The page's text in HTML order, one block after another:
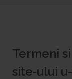
Termeni
site-ului